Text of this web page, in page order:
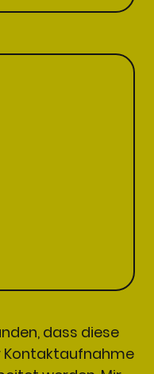
dass diese
Kontaktaufnahme